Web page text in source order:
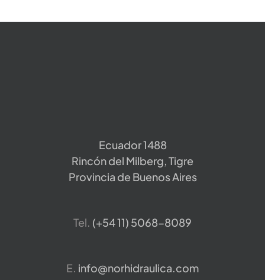
Ecuador 1488
Rincón del Milberg, Tigre
Provincia de Buenos Aires
Tel. ​(+54 11) 5068-8089
E. info@norhidraulica.com